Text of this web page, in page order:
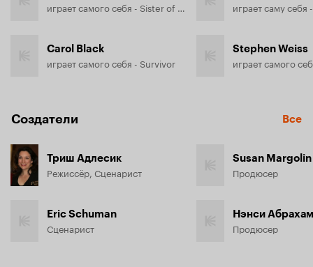
играет самого себя - Sister of David and Cecil Rosenthal
Carol Black
играет самого себя - Survivor
Stephen Weiss
играет самого
Создатели Все
Триш Адлесик
Режиссёр, Сценарист
Eric Schuman
Сценарист
Susan Margolin
Продюсер
Нэнси Абрахам
Продюсер